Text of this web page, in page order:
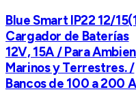
Blue Smart IP22 12/
Cargador de Baterías
12V, 15A / Para
Marinos y Terrestres. /
Bancos de 100 a 200